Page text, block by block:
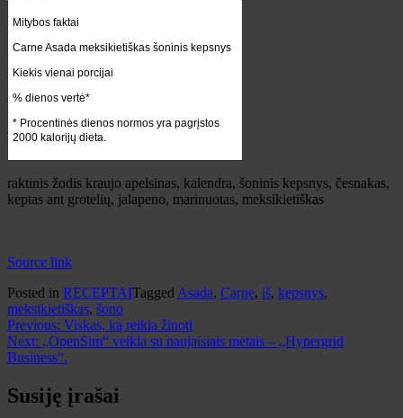
Mitybos faktai
Carne Asada meksikietiškas šoninis kepsnys
Kiekis vienai porcijai
% dienos vertė*
* Procentinės dienos normos yra pagrįstos
2000 kalorijų dieta.
raktinis žodis kraujo apelsinas, kalendra, šoninis kepsnys, česnakas,
keptas ant grotelių, jalapeno, marinuotas, meksikietiškas
Source link
Posted in RECEPTAITagged Asada, Carne, iš, kepsnys,
meksikietiškas, šono
Navigacija
tarp
Previous: Viskas, ką reikia žinoti
Next: „OpenSim“ veikla su naujaisiais metais – „Hypergrid
Business“.
Susiję įrašai